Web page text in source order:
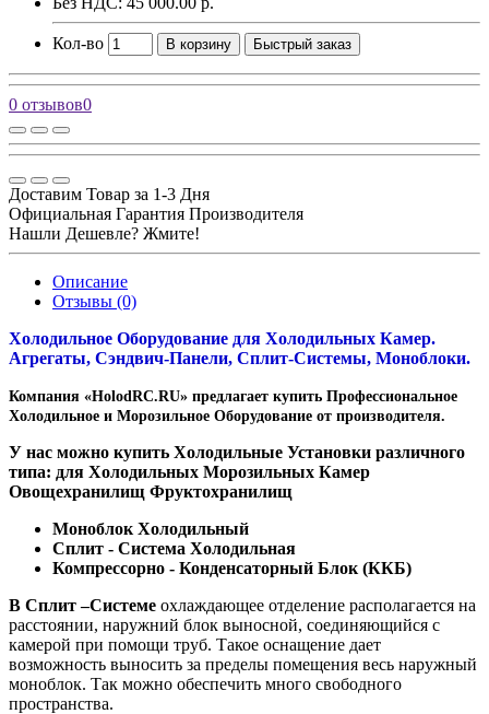
Кол-во В корзину Быстрый заказ
0 отзывов0
Доставим Товар за 1-3 Дня
Официальная Гарантия Производителя
Нашли Дешевле? Жмите!
Описание
Отзывы (0)
Холодильное Оборудование для Холодильных Камер.
Агрегаты, Сэндвич-Панели, Сплит-Системы, Моноблоки.
Компания «HolodRC.RU» предлагает купить Профессиональное
Холодильное и Морозильное Оборудование от производителя.
У нас можно купить Холодильные Установки различного
типа: для Холодильных Морозильных Камер
Овощехранилищ Фруктохранилищ
Моноблок Холодильный
Сплит - Система Холодильная
Компрессорно - Конденсаторный Блок (ККБ)
В Сплит –Системе охлаждающее отделение располагается на
расстоянии, наружний блок выносной, соединяющийся с
камерой при помощи труб. Такое оснащение дает
возможность выносить за пределы помещения весь наружный
моноблок. Так можно обеспечить много свободного
пространства.